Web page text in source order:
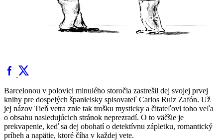
Barcelonou v polovici minulého storočia zastrešil dej svojej prvej
knihy pre dospelých španielsky spisovateľ Carlos Ruiz Zafón. Už
jej názov Tieň vetra znie tak trošku mysticky a čitateľovi toho veľa
o obsahu nasledujúcich stránok neprezradí. O to väčšie je
prekvapenie, keď sa dej obohatí o detektívnu zápletku, romantický
príbeh a napätie, ktoré číha v každej vete.